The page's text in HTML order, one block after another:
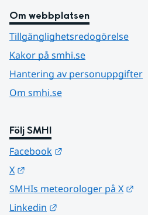
Om webbplatsen
Tillgänglighetsredogörelse
Kakor på smhi.se
Hantering av personuppgifter
Om smhi.se
Följ SMHI
Facebook
X
SMHIs meteorologer på X
Linkedin